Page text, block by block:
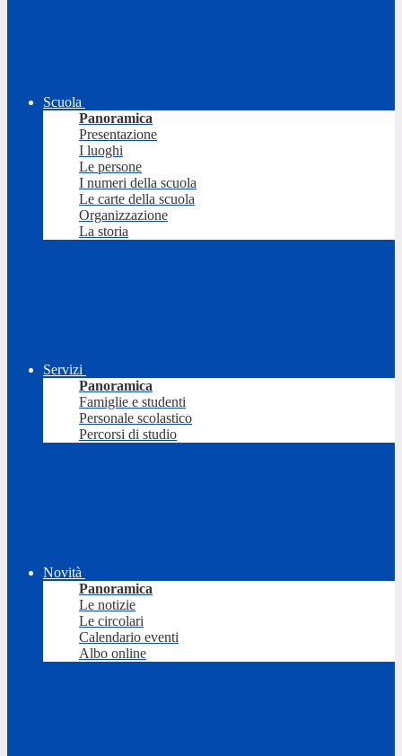
Scuola
Panoramica
Presentazione
I luoghi
Le persone
I numeri della scuola
Le carte della scuola
Organizzazione
La storia
Servizi
Panoramica
Famiglie e studenti
Personale scolastico
Percorsi di studio
Novità
Panoramica
Le notizie
Le circolari
Calendario eventi
Albo online